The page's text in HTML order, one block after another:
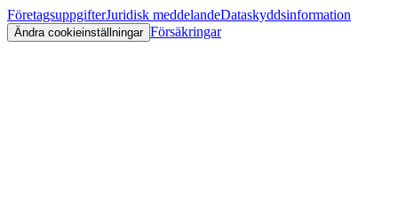
FöretagsuppgifterJuridisk meddelandeDataskyddsinformation
Ändra cookieinställningar Försäkringar